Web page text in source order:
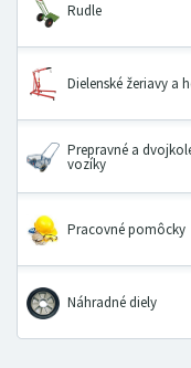
Rudle
Dielenské žeriavy a
Prepravné a
vozíky
Pracovné pomôcky
Náhradné diely